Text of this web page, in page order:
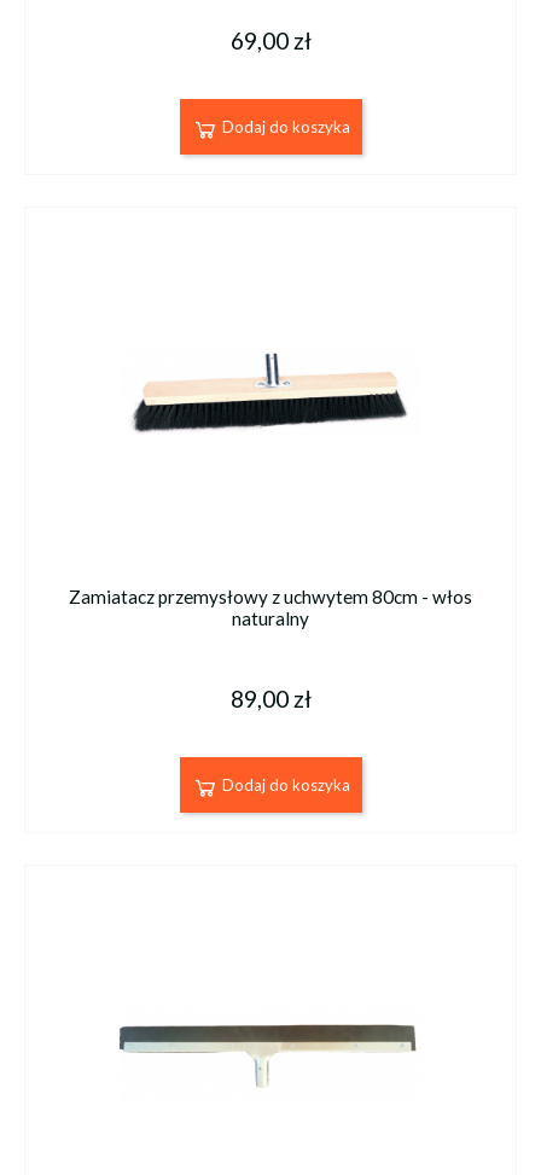
69,00 zł
Dodaj do koszyka
Zamiatacz przemysłowy z uchwytem 80cm - włos
naturalny
89,00 zł
Dodaj do koszyka